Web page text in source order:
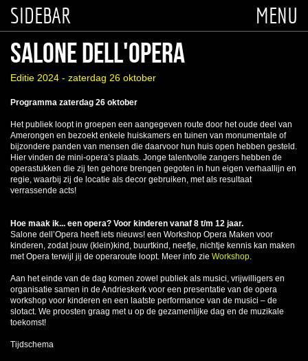
MENU
SIDEBAR
SALONE DELL'OPERA
Editie 2024 - zaterdag 26 oktober
Programma zaterdag 26 oktober
Het publiek loopt in groepen een aangegeven route door het oude deel van
Amerongen en bezoekt enkele huiskamers en tuinen van monumentale of
bijzondere panden van mensen die daarvoor hun huis open hebben gesteld.
Hier vinden de mini-opera’s plaats. Jonge talentvolle zangers hebben de
operastukken die zij ten gehore brengen gegoten in hun eigen verhaallijn en
regie, waarbij zij de locatie als decor gebruiken, met als resultaat
verrassende acts!
Hoe maak ik... een opera? Voor kinderen vanaf 8 t/m 12 jaar.
Salone dell’Opera heeft iets nieuws! een Workshop Opera Maken voor
kinderen, zodat jouw (klein)kind, buurtkind, neefje, nichtje kennis kan maken
met Opera terwijl jij de operaroute loopt. Meer info zie Workshop.
Aan het einde van de dag komen zowel publiek als musici, vrijwilligers en
organisatie samen in de Andrieskerk voor een presentatie van de opera
workshop voor kinderen en een laatste performance van de musici – de
slotact. We proosten graag met u op de gezamenlijke dag en de muzikale
toekomst!
Tijdschema